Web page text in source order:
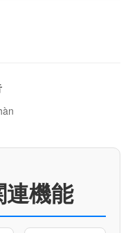
連機能